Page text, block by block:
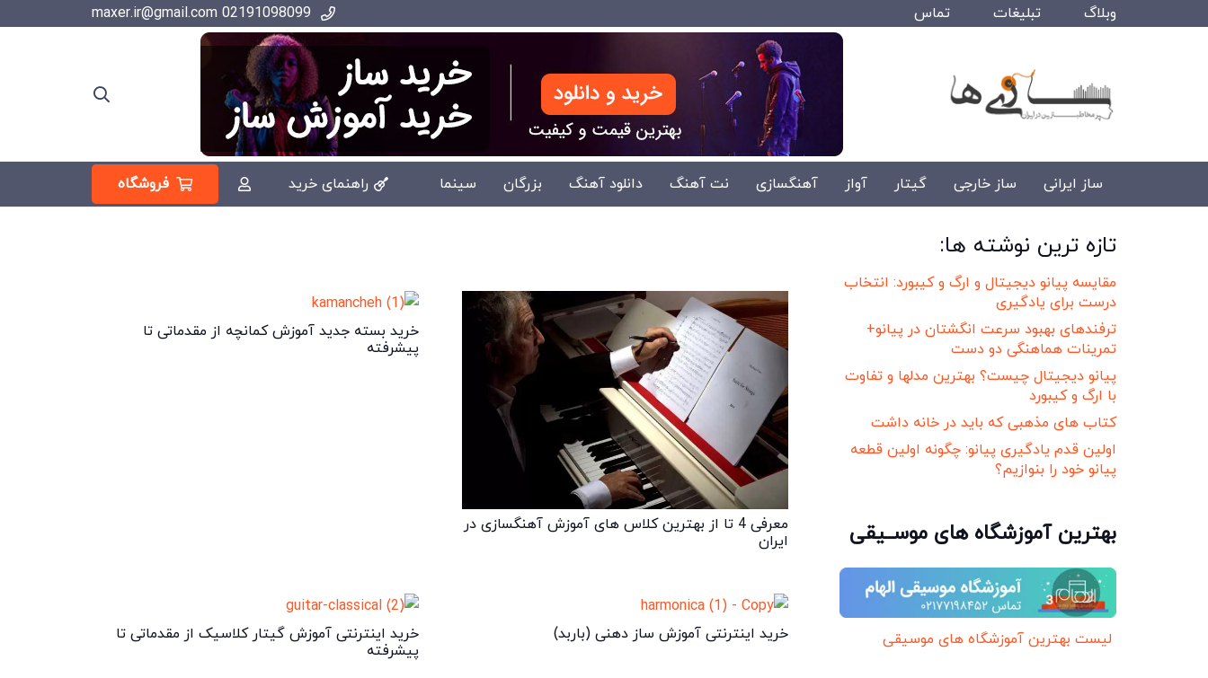
وبلاگ تبلیغات تماس
ساز ایرانی ساز خارجی گیتار آواز آهنگسازی نت آهنگ دانلود آهنگ بزرگان سینما راهنمای خرید فروشگاه
معرفی 4 تا از بهترین کلاس های آموزش آهنگسازی در
ایران
خرید بسته جدید آموزش کمانچه از مقدماتی تا
پیشرفته
خرید اینترنتی آموزش ساز دهنی (باربد)
خرید اینترنتی آموزش گیتار کلاسیک از مقدماتی تا
پیشرفته
تازه ترین نوشته ها:
مقایسه پیانو دیجیتال و ارگ و کیبورد: انتخاب
درست برای یادگیری
ترفندهای بهبود سرعت انگشتان در پیانو+
تمرینات هماهنگی دو دست
پیانو دیجیتال چیست؟ بهترین مدلها و تفاوت
با ارگ و کیبورد
کتاب های مذهبی که باید در خانه داشت
اولین قدم یادگیری پیانو: چگونه اولین قطعه
پیانو خود را بنوازیم؟
بهترین آموزشگاه های موســیقی
لیست بهترین آموزشگاه های موسیقی